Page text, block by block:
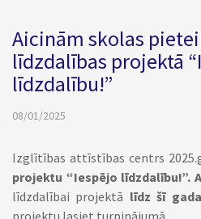
Aicinām skolas
līdzdalības projektā
līdzdalību!”
08/01/2025
Izglītības attīstības centrs
projektu “Iespējo līdzdalību!”.
līdzdalībai projektā līdz šī
projektu lasiet turpinājumā.